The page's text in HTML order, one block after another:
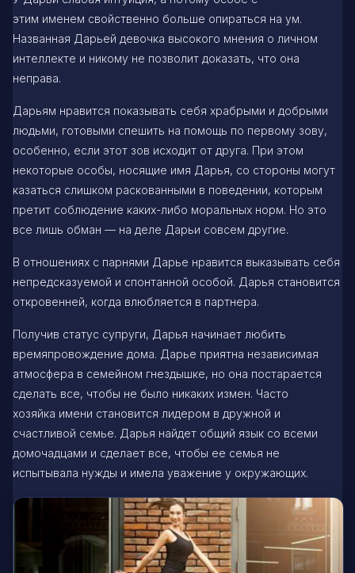
этим именем свойственно больше опираться на ум.
Названная Дарьей девочка высокого мнения о личном
интеллекте и никому не позволит доказать, что она
неправа.
Дарьям нравится показывать себя храбрыми и добрыми
людьми, готовыми спешить на помощь по первому зову,
особенно, если этот зов исходит от друга. При этом
некоторые особы, носящие имя Дарья, со стороны могут
казаться слишком раскованными в поведении, которым
претит соблюдение каких-либо моральных норм. Но это
все лишь обман — на деле Дарьи совсем другие.
В отношениях с парнями Дарье нравится выказывать себя
непредсказуемой и спонтанной особой. Дарья становится
откровенней, когда влюбляется в партнера.
Получив статус супруги, Дарья начинает любить
времяпровождение дома. Дарье приятна независимая
атмосфера в семейном гнездышке, но она постарается
сделать все, чтобы не было никаких измен. Часто
хозяйка имени становится лидером в дружной и
счастливой семье. Дарья найдет общий язык со всеми
домочадцами и сделает все, чтобы ее семья не
испытывала нужды и имела уважение у окружающих.